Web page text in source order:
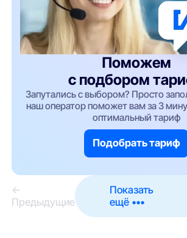
Поможем
с подбором
Запутались с выбором? Просто
наш оператор поможет вам за 3
оптимальный тариф
Подобрать тариф
←
Предыдущие
Показать
ещё •••